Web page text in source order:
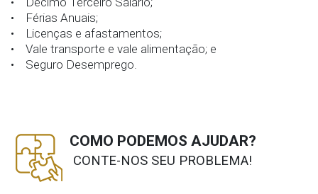
• Férias Anuais;
• Licenças e afastamentos;
• Vale transporte e vale alimentação; e
• Seguro Desemprego.
COMO PODEMOS AJUDAR?
CONTE-NOS SEU PROBLEMA!